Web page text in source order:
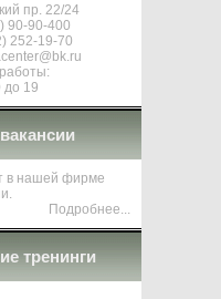
пр. 22/24
90-90-400
252-19-70
до 19
в нашей фирме
Подробнее...
тренинги